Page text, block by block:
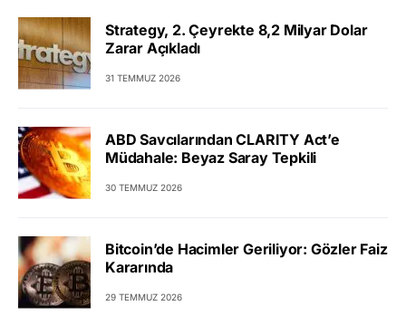
Strategy, 2. Çeyrekte 8,2 Milyar Dolar
Zarar Açıkladı
31 TEMMUZ 2026
ABD Savcılarından CLARITY Act’e
Müdahale: Beyaz Saray Tepkili
30 TEMMUZ 2026
Bitcoin’de Hacimler Geriliyor: Gözler Faiz
Kararında
29 TEMMUZ 2026